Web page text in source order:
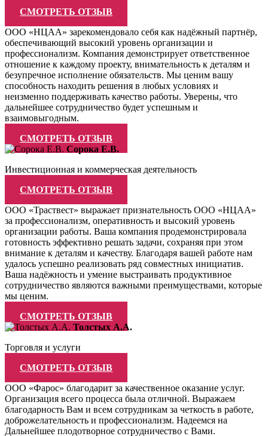
СМОТРЕТЬ ОТЗЫВ
ООО «НЦАА» зарекомендовало себя как надёжный партнёр,
обеспечивающий высокий уровень организации и
профессионализм. Компания демонстрирует ответственное
отношение к каждому проекту, внимательность к деталям и
безупречное исполнение обязательств. Мы ценим вашу
способность находить решения в любых условиях и
неизменно поддерживать качество работы. Уверены, что
дальнейшее сотрудничество будет успешным и
взаимовыгодным.
СМОТРЕТЬ ОТЗЫВ
Сорока Е.В.
Инвестиционная и коммерческая деятельность
СМОТРЕТЬ ОТЗЫВ
ООО «Траствест» выражает признательность ООО «НЦАА»
за профессионализм, оперативность и высокий уровень
организации работы. Ваша компания продемонстрировала
готовность эффективно решать задачи, сохраняя при этом
внимание к деталям и качеству. Благодаря вашей работе нам
удалось успешно реализовать ряд совместных инициатив.
Ваша надёжность и умение выстраивать продуктивное
сотрудничество являются важными преимуществами, которые
мы ценим.
СМОТРЕТЬ ОТЗЫВ
Толстых А.А.
Торговля и услуги
СМОТРЕТЬ ОТЗЫВ
ООО «Фарос» благодарит за качественное оказание услуг.
Организация всего процесса была отличной. Выражаем
благодарность Вам и всем сотрудникам за четкость в работе,
доброжелательность и профессионализм. Надеемся на
Дальнейшее плодотворное сотрудничество с Вами.